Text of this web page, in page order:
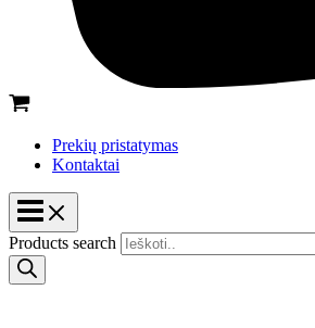
Prekių pristatymas
Kontaktai
Products search